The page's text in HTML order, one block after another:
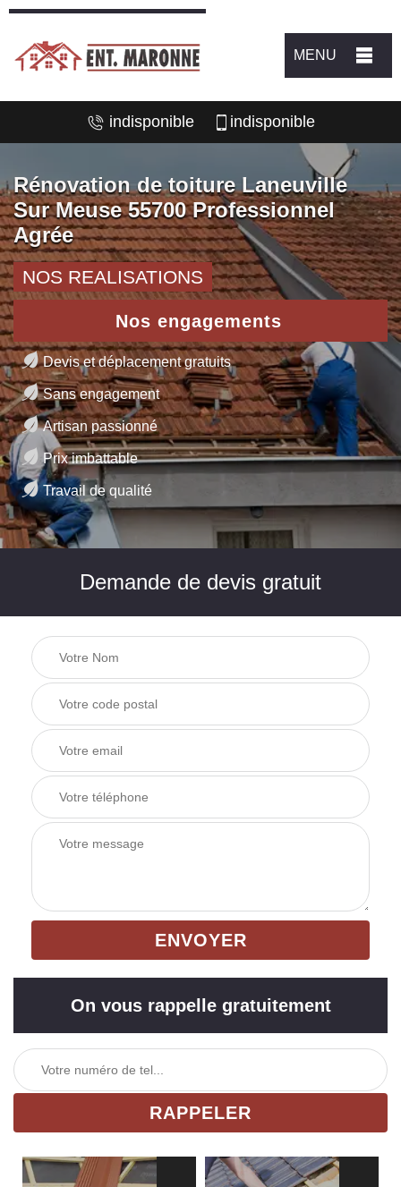
MENU
indisponible indisponible
Rénovation de toiture Laneuville
Sur Meuse 55700 Professionnel
Agrée
NOS REALISATIONS
Nos engagements
Devis et déplacement gratuits
Sans engagement
Artisan passionné
Prix imbattable
Travail de qualité
Demande de devis gratuit
On vous rappelle gratuitement